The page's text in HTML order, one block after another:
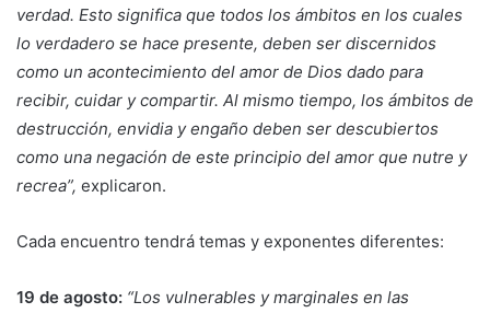
verdad. Esto significa que todos los ámbitos en los cuales
lo verdadero se hace presente, deben ser discernidos
como un acontecimiento del amor de Dios dado para
recibir, cuidar y compartir. Al mismo tiempo, los ámbitos de
destrucción, envidia y engaño deben ser descubiertos
como una negación de este principio del amor que nutre y
recrea”, explicaron.
Cada encuentro tendrá temas y exponentes diferentes:
19 de agosto: “Los vulnerables y marginales en las